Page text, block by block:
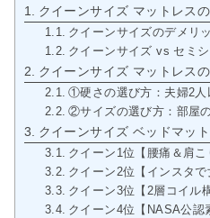
クイーンサイズ マットレス
クイーンサイズのデメリ
クイーンサイズ vs セミ
クイーンサイズ マットレス
①硬さの選び方：夫婦2人
②サイズの選び方：部屋
クイーンサイズ ベッドマッ
クイーン1位【腰痛＆肩
クイーン2位【インスタ
クイーン3位【2層コイル
クイーン4位【NASA公認